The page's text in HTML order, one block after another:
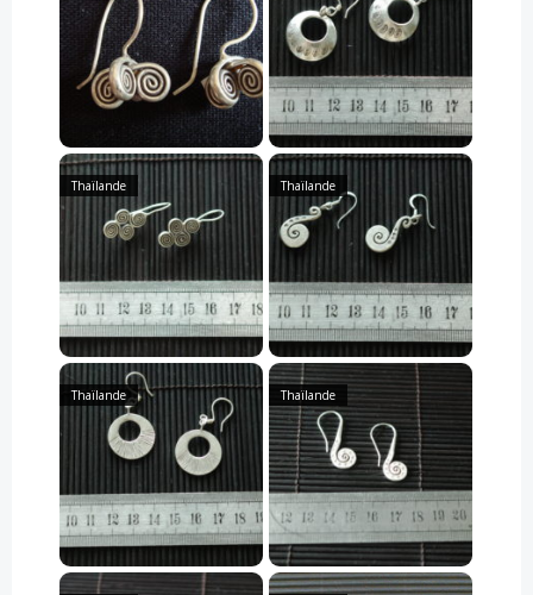
Thaïlande Thaïlande
Thaïlande Thaïlande